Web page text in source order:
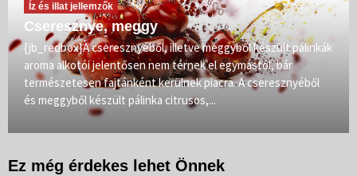
Íz és illat jellemzők
Cseresznye, meggy
{jb_redbox}A cseresznyéből, illetve meggyből készült pálinkák
aroma alkotói jelentősen nem térnek el egymástól, bár
természetesen fajtánként kerülnek piacra. A cseresznyéből
és meggyből készült pálinka citrusos,...
Ez még érdekes lehet Önnek